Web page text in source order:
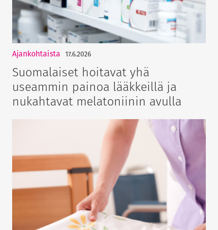
Ajankohtaista 17.6.2026
Suomalaiset hoitavat yhä
useammin painoa lääkkeillä ja
nukahtavat melatoniinin avulla